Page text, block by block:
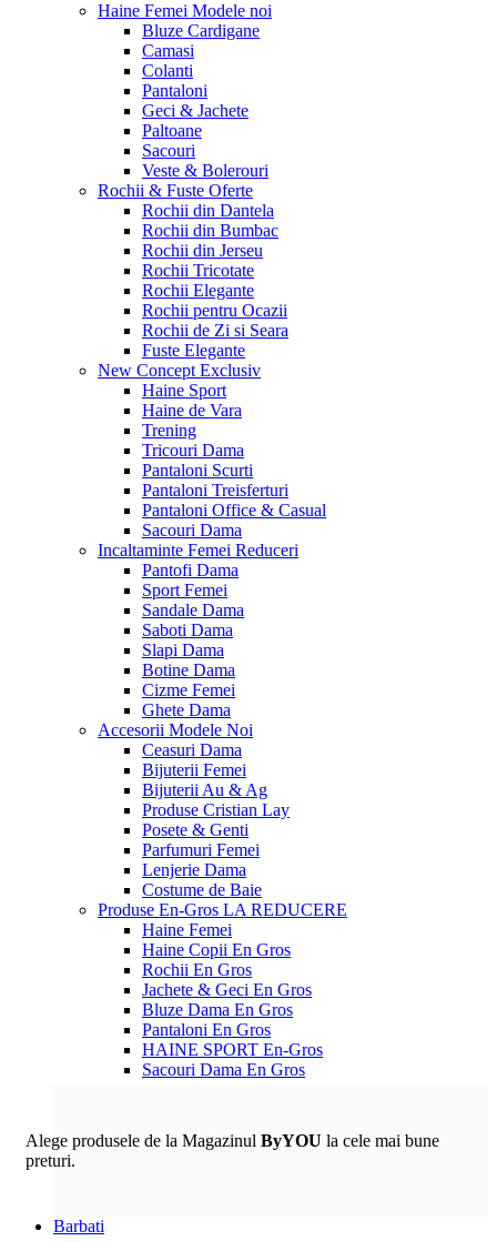
Haine Femei Modele noi
Bluze Cardigane
Camasi
Colanti
Pantaloni
Geci & Jachete
Paltoane
Sacouri
Veste & Bolerouri
Rochii & Fuste Oferte
Rochii din Dantela
Rochii din Bumbac
Rochii din Jerseu
Rochii Tricotate
Rochii Elegante
Rochii pentru Ocazii
Rochii de Zi si Seara
Fuste Elegante
New Concept Exclusiv
Haine Sport
Haine de Vara
Trening
Tricouri Dama
Pantaloni Scurti
Pantaloni Treisferturi
Pantaloni Office & Casual
Sacouri Dama
Incaltaminte Femei Reduceri
Pantofi Dama
Sport Femei
Sandale Dama
Saboti Dama
Slapi Dama
Botine Dama
Cizme Femei
Ghete Dama
Accesorii Modele Noi
Ceasuri Dama
Bijuterii Femei
Bijuterii Au & Ag
Produse Cristian Lay
Posete & Genti
Parfumuri Femei
Lenjerie Dama
Costume de Baie
Produse En-Gros LA REDUCERE
Haine Femei
Haine Copii En Gros
Rochii En Gros
Jachete & Geci En Gros
Bluze Dama En Gros
Pantaloni En Gros
HAINE SPORT En-Gros
Sacouri Dama En Gros
Alege produsele de la Magazinul ByYOU la cele mai bune
preturi.
Barbati